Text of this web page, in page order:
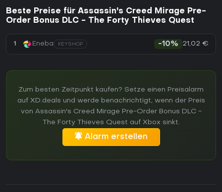
Beste Preise für Assassin's Creed Mirage Pre-
Order Bonus DLC - The Forty Thieves Quest
1 Eneba KEYSHOP -10% 21,02 €
Zum besten Zeitpunkt kaufen? Setze einen Preisalarm
auf XD.deals und werde benachrichtigt, wenn der Preis
von Assassin's Creed Mirage Pre-Order Bonus DLC -
The Forty Thieves Quest auf Xbox sinkt.
Alarm erstellen